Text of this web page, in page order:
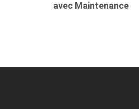
avec Maintenance